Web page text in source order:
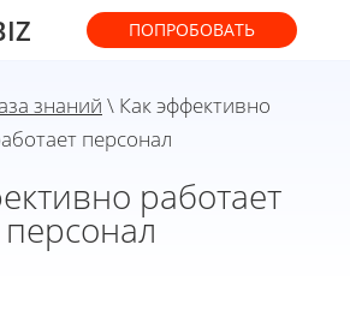
ПОПРОБОВАТЬ
знаний \ Как эффективно
персонал
работает
персонал